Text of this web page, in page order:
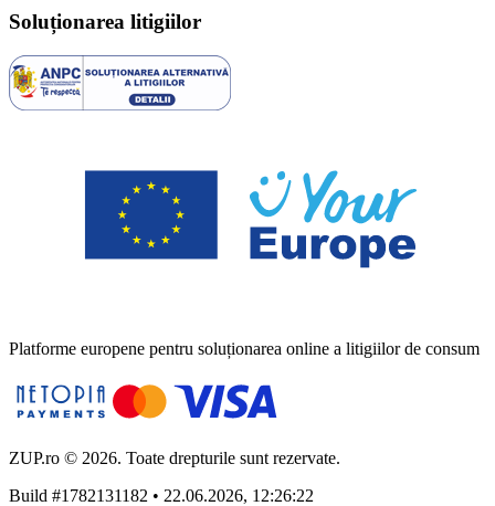
Soluționarea litigiilor
Platforme europene pentru soluționarea online a litigiilor de consum
ZUP.ro © 2026. Toate drepturile sunt rezervate.
Build #1782131182 • 22.06.2026, 12:26:22